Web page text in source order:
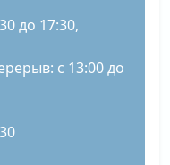
до 17:30,
с 13:00 до